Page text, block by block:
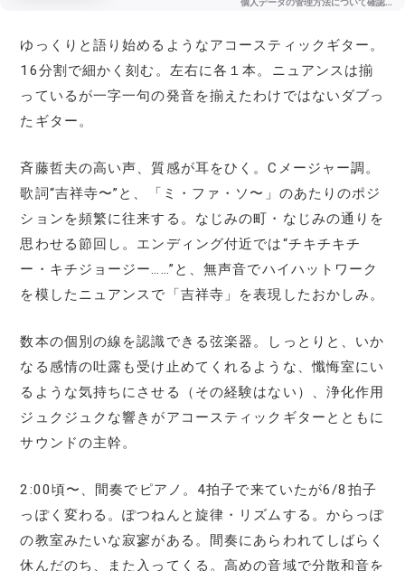
ゆっくりと語り始めるようなアコースティックギター。
16分割で細かく刻む。左右に各１本。ニュアンスは揃
っているが一字一句の発音を揃えたわけではないダブっ
たギター。
斉藤哲夫の高い声、質感が耳をひく。Cメージャー調。
歌詞“吉祥寺〜”と、「ミ・ファ・ソ〜」のあたりのポジ
ションを頻繁に往来する。なじみの町・なじみの通りを
思わせる節回し。エンディング付近では“チキチキチ
ー・キチジョージー……”と、無声音でハイハットワーク
を模したニュアンスで「吉祥寺」を表現したおかしみ。
数本の個別の線を認識できる弦楽器。しっとりと、いか
なる感情の吐露も受け止めてくれるような、懺悔室にい
るような気持ちにさせる（その経験はない）、浄化作用
ジュクジュクな響きがアコースティックギターとともに
サウンドの主幹。
2:00頃〜、間奏でピアノ。4拍子で来ていたが6/8拍子
っぽく変わる。ぽつねんと旋律・リズムする。からっぽ
の教室みたいな寂寥がある。間奏にあらわれてしばらく
休んだのち、また入ってくる。高めの音域で分散和音を